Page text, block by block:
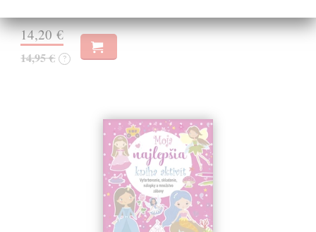
14,20 €
14,95 € ?